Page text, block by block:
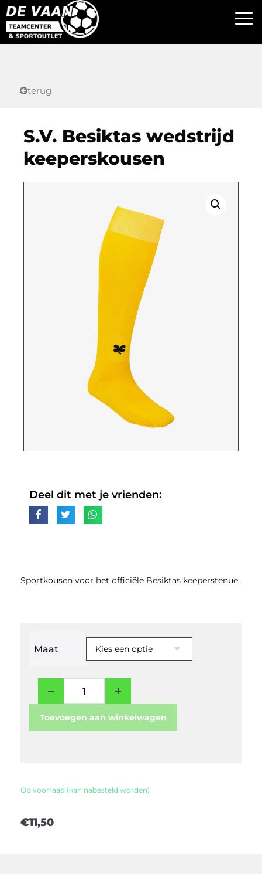
terug
S.V. Besiktas wedstrijd
keeperskousen
Deel dit met je vrienden:
Sportkousen voor het officiële Besiktas keeperstenue.
Maat
Toevoegen aan winkelwagen
Op voorraad (kan nabesteld worden)
€11,50